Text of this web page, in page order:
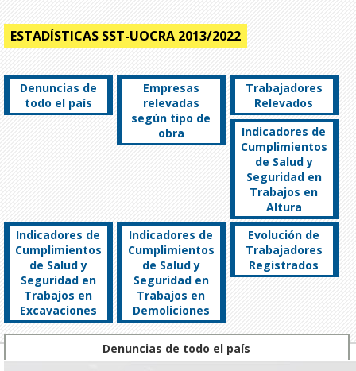
ESTADÍSTICAS SST-UOCRA 2013/2022
Denuncias de
todo el país
Empresas
relevadas
según tipo de
obra
Trabajadores
Relevados
Indicadores de
Cumplimientos
de Salud y
Seguridad en
Trabajos en
Altura
Indicadores de
Cumplimientos
de Salud y
Seguridad en
Trabajos en
Excavaciones
Indicadores de
Cumplimientos
de Salud y
Seguridad en
Trabajos en
Demoliciones
Evolución de
Trabajadores
Registrados
Denuncias de todo el país